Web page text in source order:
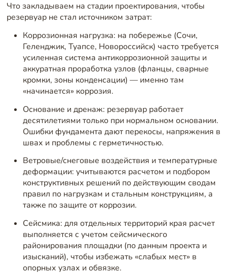
Что закладываем на стадии проектирования, чтобы
резервуар не стал источником затрат:
Коррозионная нагрузка: на побережье (Сочи,
Геленджик, Туапсе, Новороссийск) часто требуется
усиленная система антикоррозионной защиты и
аккуратная проработка узлов (фланцы, сварные
кромки, зоны конденсации) — именно там
«начинается» коррозия.
Основание и дренаж: резервуар работает
десятилетиями только при нормальном основании.
Ошибки фундамента дают перекосы, напряжения в
швах и проблемы с герметичностью.
Ветровые/снеговые воздействия и температурные
деформации: учитываются расчетом и подбором
конструктивных решений по действующим сводам
правил по нагрузкам и стальным конструкциям, а
также по защите от коррозии.
Сейсмика: для отдельных территорий края расчет
выполняется с учетом сейсмического
районирования площадки (по данным проекта и
изысканий), чтобы избежать «слабых мест» в
опорных узлах и обвязке.